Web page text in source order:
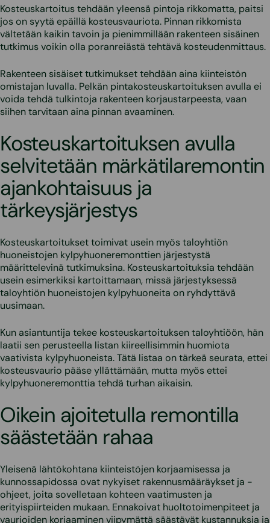
Kosteuskartoitus tehdään yleensä pintoja rikkomatta, paitsi
jos on syytä epäillä kosteusvauriota. Pinnan rikkomista
vältetään kaikin tavoin ja pienimmillään rakenteen sisäinen
tutkimus voikin olla poranreiästä tehtävä kosteudenmittaus.
Rakenteen sisäiset tutkimukset tehdään aina kiinteistön
omistajan luvalla. Pelkän pintakosteuskartoituksen avulla ei
voida tehdä tulkintoja rakenteen korjaustarpeesta, vaan
siihen tarvitaan aina pinnan avaaminen.
Kosteuskartoituksen avulla
selvitetään märkätilaremontin
ajankohtaisuus ja
tärkeysjärjestys
Kosteuskartoitukset toimivat usein myös taloyhtiön
huoneistojen kylpyhuoneremonttien järjestystä
määrittelevinä tutkimuksina. Kosteuskartoituksia tehdään
usein esimerkiksi kartoittamaan, missä järjestyksessä
taloyhtiön huoneistojen kylpyhuoneita on ryhdyttävä
uusimaan.
Kun asiantuntija tekee kosteuskartoituksen taloyhtiöön, hän
laatii sen perusteella listan kiireellisimmin huomiota
vaativista kylpyhuoneista. Tätä listaa on tärkeä seurata, ettei
kosteusvaurio pääse yllättämään, mutta myös ettei
kylpyhuoneremonttia tehdä turhan aikaisin.
Oikein ajoitetulla remontilla
säästetään rahaa
Yleisenä lähtökohtana kiinteistöjen korjaamisessa ja
kunnossapidossa ovat nykyiset rakennusmääräykset ja -
ohjeet, joita sovelletaan kohteen vaatimusten ja
erityispiirteiden mukaan. Ennakoivat huoltotoimenpiteet ja
vaurioiden korjaaminen viipymättä säästävät kustannuksia ja